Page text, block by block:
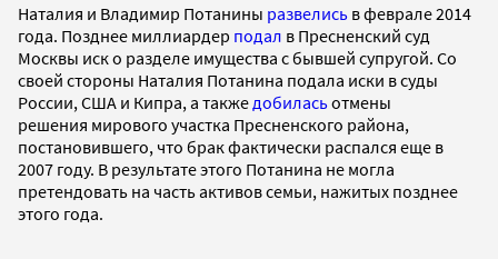
Наталия и Владимир Потанины развелись в феврале 2014
года. Позднее миллиардер подал в Пресненский суд
Москвы иск о разделе имущества с бывшей супругой. Со
своей стороны Наталия Потанина подала иски в суды
России, США и Кипра, а также добиласьотмены
решения мирового участка Пресненского района,
постановившего, что брак фактически распался еще в
2007 году. В результате этого Потанина не могла
претендовать на часть активов семьи, нажитых позднее
этого года.